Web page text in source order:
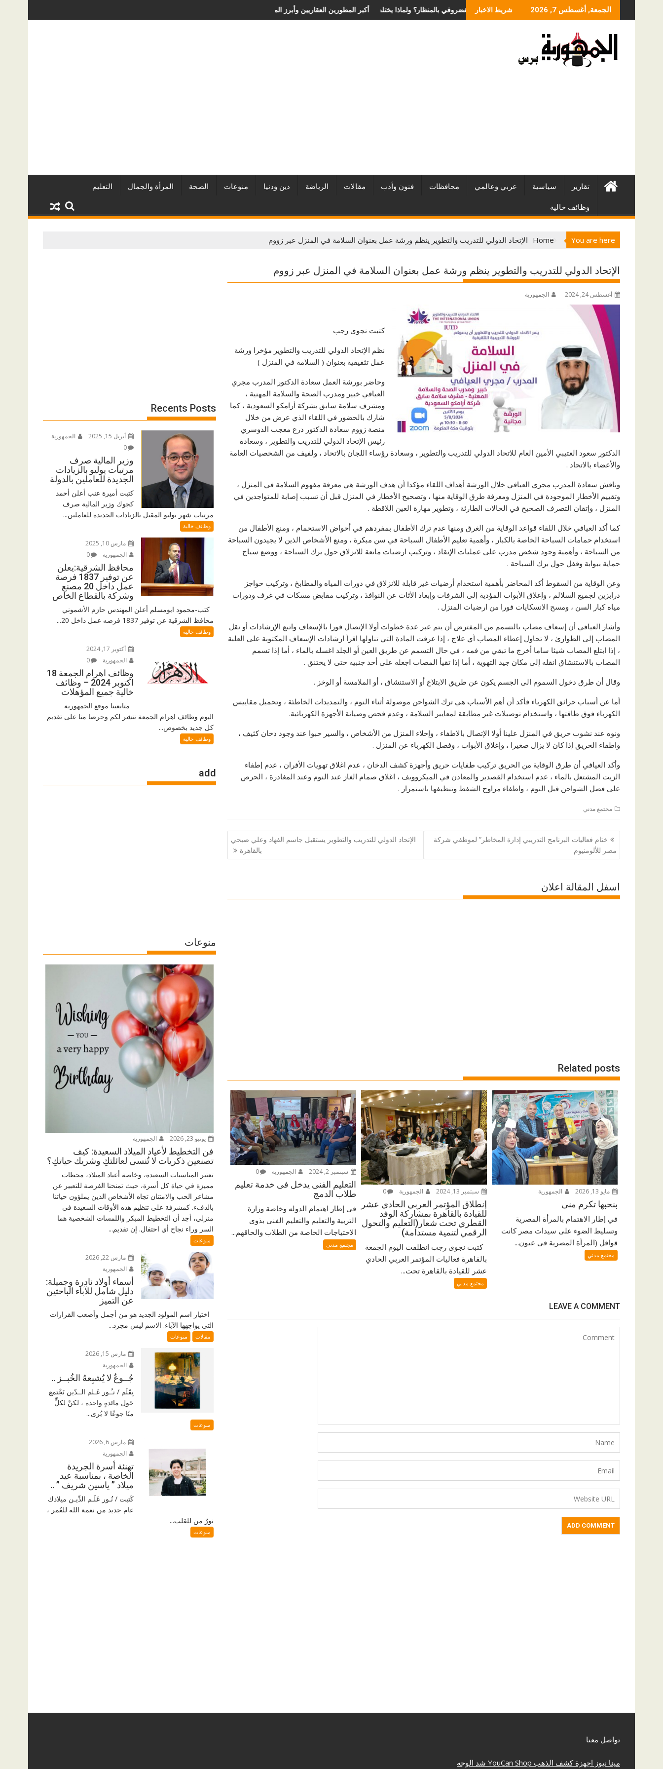
to
الجمعة, أغسطس 7, 2026 شريط الاخبار أفضل شركات التطوير العقاري في مصر من URE | أكبر المطورين العقاريين وأبرز المشروعاتما الذي يحدد سعر عملية الانزلاق الغضروفي بالمنظار؟ ولماذا يختلف من مريض لآخر؟
تقارير سياسية عربي وعالمي محافظات فنون وأدب مقالات الرياضة دين ودنيا منوعات الصحة المرأة والجمال التعليم
وظائف خالية
You are here
Home الإتحاد الدولي للتدريب والتطوير ينظم ورشة عمل بعنوان السلامة في المنزل عبر زووم
الإتحاد الدولي للتدريب والتطوير ينظم ورشة عمل بعنوان السلامة في المنزل عبر زووم
أغسطس 24, 2024 الجمهورية
كتبت نجوى رجب
نظم الإتحاد الدولي للتدريب والتطوير مؤخرا ورشة
عمل تثقيفية بعنوان ( السلامة في المنزل )
وحاضر بورشة العمل سعادة الدكتور المدرب مجري
العيافي خبير ومدرب الصحة والسلامة المهنية ،
ومشرف سلامة سابق بشركة أرامكو السعودية ، كما
شارك بالحضور في اللقاء الذي عرض من خلال
منصة زووم سعادة الدكتور درع معجب الدوسري
رئيس الإتحاد الدولي للتدريب والتطوير ، وسعادة
الدكتور سعود العتيبي الأمين العام للاتحاد الدولي للتدريب والتطوير ، وسعادة رؤساء اللجان بالاتحاد ، ولفيف من الشخصيات العامة
والأعضاء بالاتحاد .
وناقش سعادة المدرب مجري العيافي خلال الورشة أهداف اللقاء مؤكدا أن هدف الورشة هي معرفة مفهوم السلامة في المنزل ،
وتقييم الأخطار الموجودة في المنزل ومعرفة طرق الوقاية منها ، وتصحيح الأخطار في المنزل قبل أن تسبب إصابة للمتواجدين في
المنزل ، وإتقان التصرف الصحيح في الحالات الطارئة ، وتطوير مهارة العين اللاقطة .
كما أكد العيافي خلال اللقاء قواعد الوقاية من الغرق ومنها عدم ترك الأطفال بمفردهم في أحواض الاستحمام ، ومنع الأطفال من
استخدام حمامات السباحة الخاصة بالكبار ، وأهمية تعليم الأطفال السباحة في سن مبكرة ، ومنع الأشخاص الذين لا يجيدون السباحة
من السباحة ، وأهمية وجود شخص مدرب على عمليات الإنقاذ ، وتركيب ارضيات مانعة للانزلاق حول برك السباحة ، ووضع سياج
حماية ببوابة وقفل حول برك السباحة .
وعن الوقاية من السقوط أكد المحاضر بأهمية استخدام أرضيات غير قابلة للانزلاق في دورات المياه والمطابخ ، وتركيب حواجز
درابزين لجميع السلالم ، وإغلاق الأبواب المؤدية إلى الشرفات وإبعاد الأثاث عن النوافذ ، وتركيب مقابض مسكات في غرف ودورات
مياه كبار السن ، ومسح الانسكايات فورا من ارضيات المنزل .
وأشار العيافي أن إسعاف مصاب بالتسمم من المفترض أن يتم عبر عدة خطوات أولا الإتصال فورا بالإسعاف واتبع الإرشادات أو نقل
المصاب إلى الطوارئ ، لا تحاول إعطاء المصاب أي علاج ، إذا عرفت المادة التي تناولها اقرأ ارشادات الإسعاف المكتوبة على العلبة
، إذا ابتلع المصاب شيئا ساما أخرج ما تبقي من فمه ، في حال التسمم عن طريق العين أو الجلد اغسله بالماء ، أما إذا تسمم
المصاب بالاستنشاق انقله إلى مكان جيد التهوية ، أما إذا تقيأ المصاب اجعله على أحد جنبيه حتى لا يختنق .
وقال أن طرق دخول السموم الى الجسم يكون عن طريق الابتلاع أو الاستنشاق ، أو الملامسة أو الوخز .
أما عن أسباب حرائق الكهرباء فأكد أن أهم الأسباب هي ترك الشواحن موصولة أثناء النوم ، والتمديدات الخاطئة ، وتحميل مقاييس
الكهرباء فوق طاقتها ، واستخدام توصيلات غير مطابقة لمعايير السلامة ، وعدم فحص وصيانة الأجهزة الكهربائية.
ونوه عند نشوب حريق في المنزل علينا أولا الإتصال بالاطفاء ، وإخلاء المنزل من الأشخاص ، والسير حبوا عند وجود دخان كثيف ،
واطفاء الحريق إذا كان لا يزال صغيرا ، وإغلاق الأبواب ، وفصل الكهرباء عن المنزل .
وأكد العيافي أن طرق الوقاية من الحريق تركيب طفايات حريق وأجهزة كشف الدخان ، عدم اغلاق تهويات الأفران ، عدم إطفاء
الزيت المشتعل بالماء ، عدم استخدام القصدير والمعادن في الميكروويف ، اغلاق صمام الغاز عند النوم وعند المغادرة ، الحرص
على فصل الشواحن قبل النوم ، واطفاء مراوح الشفط وتنظيفها باستمرار .
مجتمع مدني
تصفّح
المقالات
ختام فعاليات البرنامج التدريبي إدارة المخاطر” لموظفي شركة
مصر للألومنيوم
الإتحاد الدولي للتدريب والتطوير يستقبل جاسم الفهاد وعلي صبحي
بالقاهرة
اسفل المقالة اعلان
Related posts
مايو 13, 2026 الجمهورية
بنحبها تكرم منى
في إطار الاهتمام بالمرأة المصرية
وتسليط الضوء على سيدات مصر كانت
قوافل (المرأة المصرية فى عيون...
مجتمع مدني
سبتمبر 13, 2024 الجمهورية 0
إنطلاق المؤتمر العربي الحادي عشر
للقيادة بالقاهرة بمشاركة الوفد
القطري تحت شعار(التعليم والتحول
الرقمي لتنمية مستدامة)
كتبت نجوى رجب انطلقت اليوم الجمعة
بالقاهرة فعاليات المؤتمر العربي الحادي
عشر للقيادة بالقاهرة تحت...
مجتمع مدني
سبتمبر 2, 2024 الجمهورية 0
التعليم الفنى يدخل فى خدمة تعليم
طلاب الدمج
فى إطار اهتمام الدوله وخاصة وزارة
التربية والتعليم والتعليم الفنى بذوى
الاحتياجات الخاصة من الطلاب والحاقهم...
مجتمع مدني
LEAVE A COMMENT
Recents Posts
أبريل 15, 2025
الجمهورية
0
وزير المالية صرف
مرتبات يوليو بالزيادات
الجديدة للعاملين بالدولة
كتبت أميرة عنب أعلن أحمد
كجوك وزير المالية صرف
مرتبات شهر يوليو المقبل بالزيادات الجديدة للعاملين...
وظائف خالية
مارس 10, 2025
الجمهورية
0
محافظ الشرقية:يعلن
عن توفير 1837 فرصة
عمل داخل 20 مصنع
وشركة بالقطاع الخاص
كتب-محمود ابومسلم أعلن المهندس حازم الأشموني
محافظ الشرقية عن توفير 1837 فرصه عمل داخل 20...
وظائف خالية
أكتوبر 17, 2024
الجمهورية
0
وظائف اهرام الجمعة 18
اكتوبر 2024 – وظائف
خالية جميع المؤهلات
متابعينا موقع الجمهورية
اليوم وظائف اهرام الجمعة ننشر لكم وحرصا منا على تقديم
كل جديد بخصوص...
وظائف خالية
add
منوعات
يونيو 23, 2026 الجمهورية
فن التخطيط لأعياد الميلاد السعيدة: كيف
تصنعين ذكريات لا تُنسى لعائلتكِ وشريك حياتكِ؟
تعتبر المناسبات السعيدة، وخاصة أعياد الميلاد، محطات
مميزة في حياة كل أسرة، حيث تمنحنا الفرصة للتعبير عن
مشاعر الحب والامتنان تجاه الأشخاص الذين يملؤون حياتنا
بالدفء. كمشرفة على تنظيم هذه الأوقات السعيدة في
منزلي، أجد أن التخطيط المبكر واللمسات الشخصية هما
السر وراء نجاح أي احتفال. إن تقديم...
منوعات
مارس 22, 2026
الجمهورية
أسماء أولاد نادرة وجميلة:
دليل شامل للآباء الباحثين
عن التميز
اختيار اسم المولود الجديد هو من أجمل وأصعب القرارات
التي يواجهها الآباء. الاسم ليس مجرد...
مقالات منوعات
مارس 15, 2026
الجمهورية
جُــوعٌ لا يُشبِعهُ الخُبــز ..
بِقَلَم / نـُـور عَـلم الــدّين نَجْتمع
حَول مائدةٍ واحدة ، لكنَّ لكلٍّ
منّا جوعًا لا يُرى...
منوعات
مارس 6, 2026
الجمهورية
تهنئة أسرة الجريدة
الخاصة ، بمناسبة عيد
ميلاد ” ياسين شريف ” ..
كَتبت / نُـور عَلَـم الدِّيـن ميلادك
عام جديد من نعمة الله للعُمر ،
نورٌ من للقلب...
منوعات
تواصل معنا
مينا نيوز اجهزة كشف الذهب YouCan Shop شد الوجه